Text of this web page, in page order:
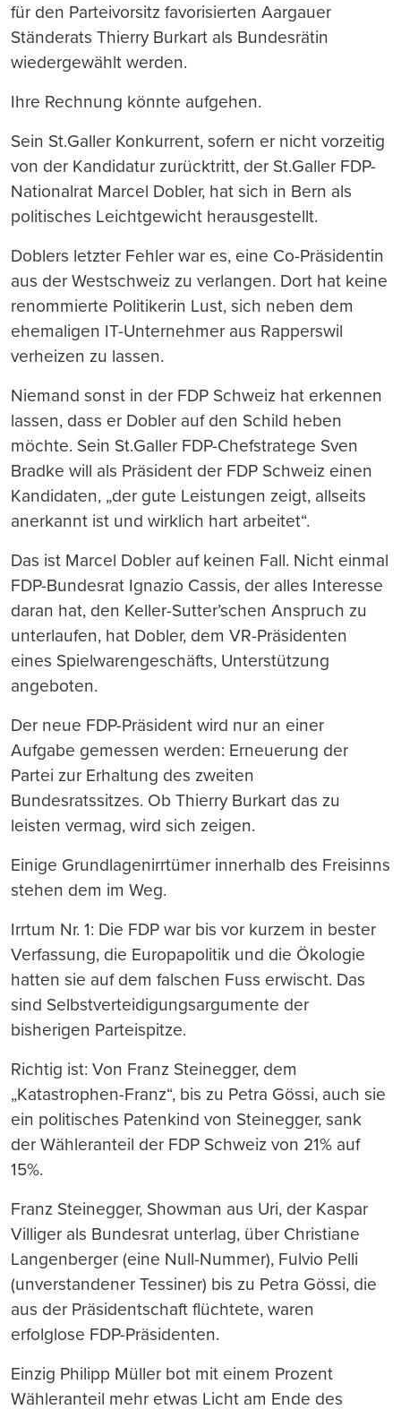
für den Parteivorsitz favorisierten Aargauer
Ständerats Thierry Burkart als Bundesrätin
wiedergewählt werden.
Ihre Rechnung könnte aufgehen.
Sein St.Galler Konkurrent, sofern er nicht vorzeitig
von der Kandidatur zurücktritt, der St.Galler FDP-
Nationalrat Marcel Dobler, hat sich in Bern als
politisches Leichtgewicht herausgestellt.
Doblers letzter Fehler war es, eine Co-Präsidentin
aus der Westschweiz zu verlangen. Dort hat keine
renommierte Politikerin Lust, sich neben dem
ehemaligen IT-Unternehmer aus Rapperswil
verheizen zu lassen.
Niemand sonst in der FDP Schweiz hat erkennen
lassen, dass er Dobler auf den Schild heben
möchte. Sein St.Galler FDP-Chefstratege Sven
Bradke will als Präsident der FDP Schweiz einen
Kandidaten, „der gute Leistungen zeigt, allseits
anerkannt ist und wirklich hart arbeitet“.
Das ist Marcel Dobler auf keinen Fall. Nicht einmal
FDP-Bundesrat Ignazio Cassis, der alles Interesse
daran hat, den Keller-Sutter’schen Anspruch zu
unterlaufen, hat Dobler, dem VR-Präsidenten
eines Spielwarengeschäfts, Unterstützung
angeboten.
Der neue FDP-Präsident wird nur an einer
Aufgabe gemessen werden: Erneuerung der
Partei zur Erhaltung des zweiten
Bundesratssitzes. Ob Thierry Burkart das zu
leisten vermag, wird sich zeigen.
Einige Grundlagenirrtümer innerhalb des Freisinns
stehen dem im Weg.
Irrtum Nr. 1: Die FDP war bis vor kurzem in bester
Verfassung, die Europapolitik und die Ökologie
hatten sie auf dem falschen Fuss erwischt. Das
sind Selbstverteidigungsargumente der
bisherigen Parteispitze.
Richtig ist: Von Franz Steinegger, dem
„Katastrophen-Franz“, bis zu Petra Gössi, auch sie
ein politisches Patenkind von Steinegger, sank
der Wähleranteil der FDP Schweiz von 21% auf
15%.
Franz Steinegger, Showman aus Uri, der Kaspar
Villiger als Bundesrat unterlag, über Christiane
Langenberger (eine Null-Nummer), Fulvio Pelli
(unverstandener Tessiner) bis zu Petra Gössi, die
aus der Präsidentschaft flüchtete, waren
erfolglose FDP-Präsidenten.
Einzig Philipp Müller bot mit einem Prozent
Wähleranteil mehr etwas Licht am Ende des